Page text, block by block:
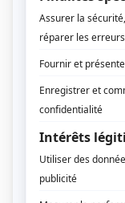
3 / Pourquoi
Prendre
recommandé
des douleurs
améliorer
exercices
et à votre
traiter des
aider à vous